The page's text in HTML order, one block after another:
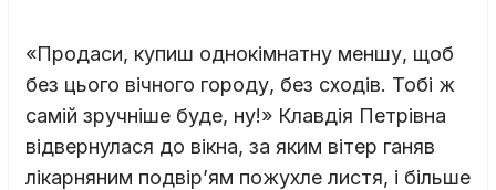
«Продаси, купиш однокімнатну меншу, щоб
без цього вічного городу, без сходів. Тобі ж
самій зручніше буде, ну!» Клавдія Петрівна
відвернулася до вікна, за яким вітер ганяв
лікарняним подвір’ям пожухле листя, і більше